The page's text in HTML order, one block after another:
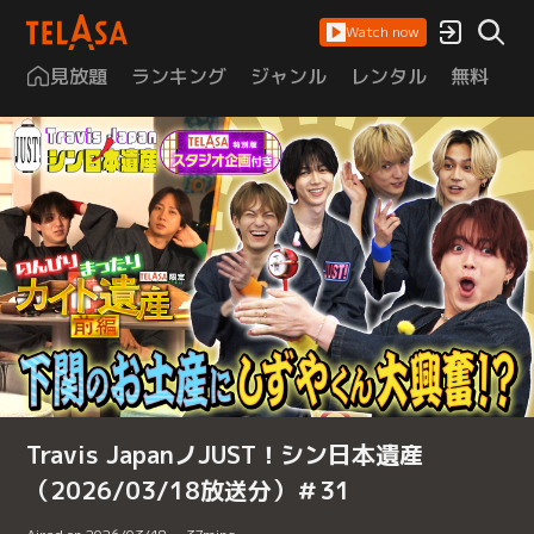
Watch now
見放題 ランキング ジャンル レンタル 無料
Travis JapanノJUST！シン日本遺産
（2026/03/18放送分）＃31